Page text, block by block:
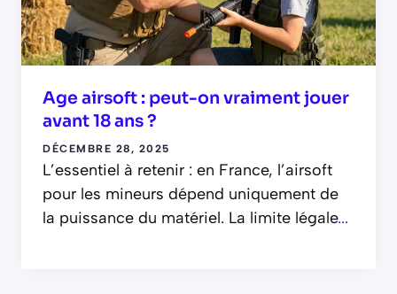
Age airsoft : peut-on vraiment jouer
avant 18 ans ?
DÉCEMBRE 28, 2025
L’essentiel à retenir : en France, l’airsoft
pour les mineurs dépend uniquement de
la puissance du matériel. La limite légale...